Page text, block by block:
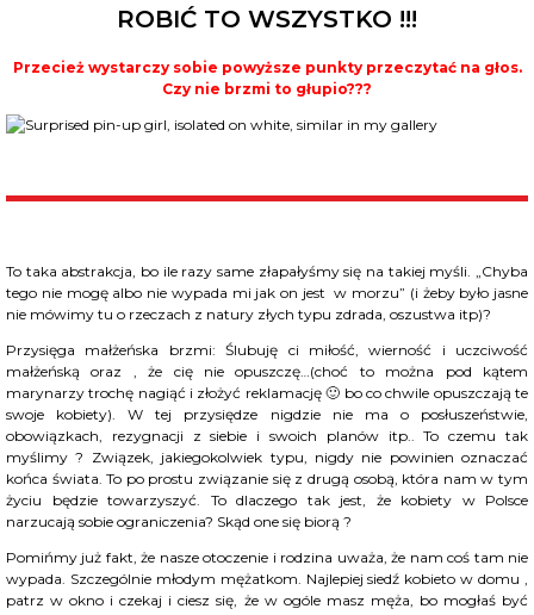
ROBIĆ TO WSZYSTKO !!!
Przecież wystarczy sobie powyższe punkty przeczytać na głos.
Czy nie brzmi to głupio???
To taka abstrakcja, bo ile razy same złapałyśmy się na takiej myśli. „Chyba
tego nie mogę albo nie wypada mi jak on jest w morzu” (i żeby było jasne
nie mówimy tu o rzeczach z natury złych typu zdrada, oszustwa itp)?
Przysięga małżeńska brzmi: Ślubuję ci miłość, wierność i uczciwość
małżeńską oraz , że cię nie opuszczę…(choć to można pod kątem
marynarzy trochę nagiąć i złożyć reklamację 🙂 bo co chwile opuszczają te
swoje kobiety). W tej przysiędze nigdzie nie ma o posłuszeństwie,
obowiązkach, rezygnacji z siebie i swoich planów itp.. To czemu tak
myślimy ? Związek, jakiegokolwiek typu, nigdy nie powinien oznaczać
końca świata. To po prostu związanie się z drugą osobą, która nam w tym
życiu będzie towarzyszyć. To dlaczego tak jest, że kobiety w Polsce
narzucają sobie ograniczenia? Skąd one się biorą ?
Pomińmy już fakt, że nasze otoczenie i rodzina uważa, że nam coś tam nie
wypada. Szczególnie młodym mężatkom. Najlepiej siedź kobieto w domu ,
patrz w okno i czekaj i ciesz się, że w ogóle masz męża, bo mogłaś być